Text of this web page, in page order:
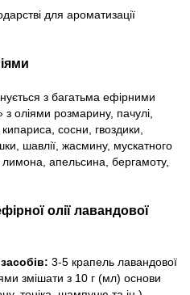
для ароматизації
з багатьма ефірними
оліями розмарину, пачулі,
кипариса, сосни, гвоздики,
шавлії, жасмину, мускатного
апельсина, бергамоту,
олії лавандової
3-5 крапель лавандової
змішати з 10 г (мл) основи